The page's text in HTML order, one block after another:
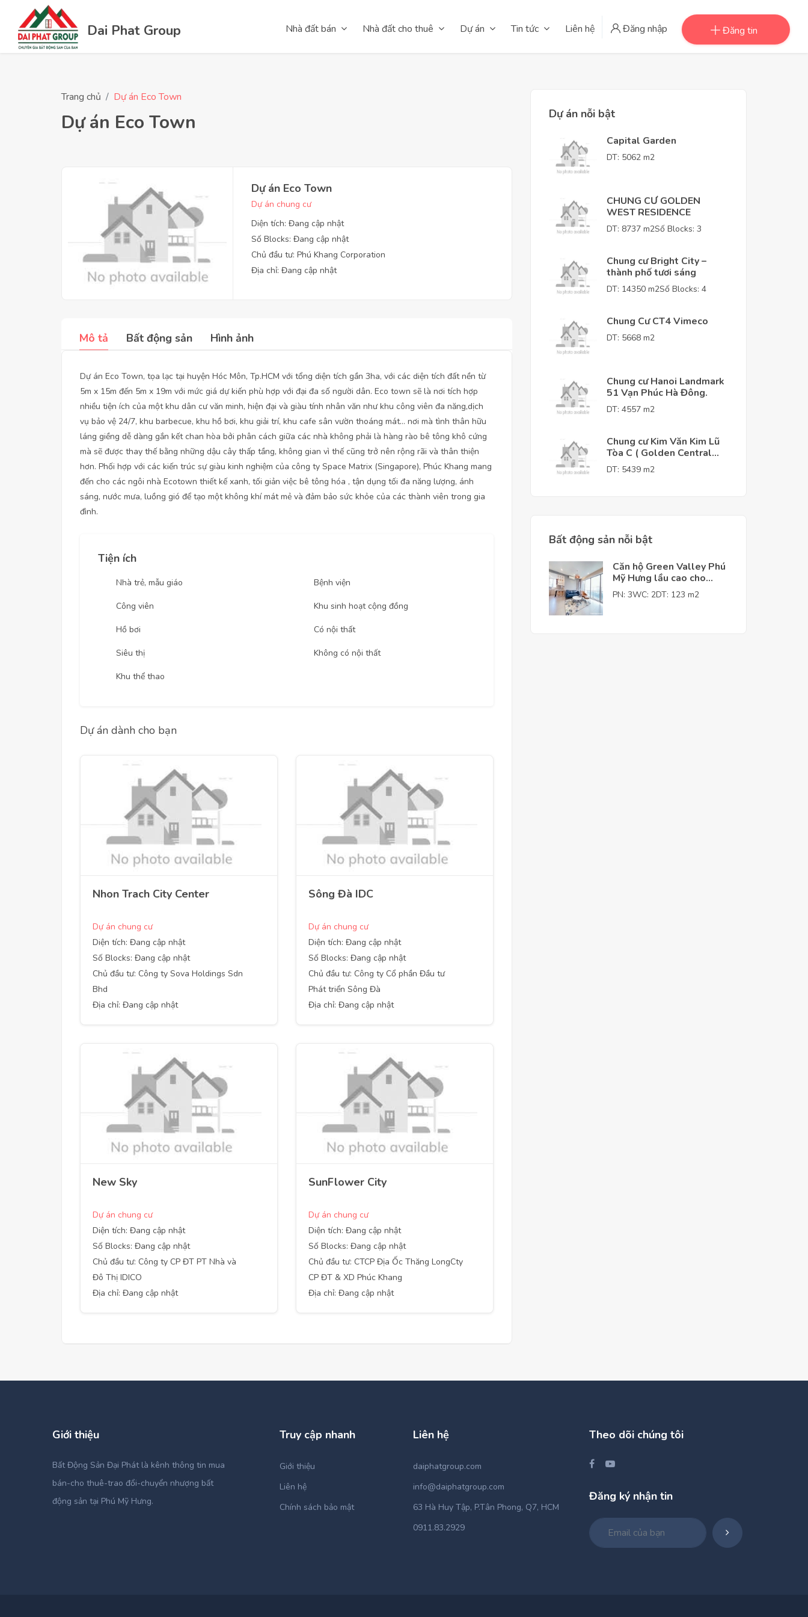
Dai Phat Group Nhà đất bán Nhà đất cho thuê Dự án Tin tức Liên hệ Đăng nhập Đăng tin
Trang chủ Dự án Eco Town
Dự án Eco Town
Dự án Eco Town
Dự án chung cư
Diện tích: Đang cập nhật
Số Blocks: Đang cập nhật
Chủ đầu tư: Phú Khang Corporation
Địa chỉ: Đang cập nhật
Mô tả Bất động sản Hình ảnh
Dự án Eco Town, tọa lạc tại huyện Hóc Môn, Tp.HCM với tổng diện tích gần 3ha, với các diện tích đất nền từ
5m x 15m đến 5m x 19m với mức giá dự kiến phù hợp với đại đa số người dân. Eco town sẽ là nơi tích hợp
nhiều tiện ích của một khu dân cư văn minh, hiện đại và giàu tính nhân văn như khu công viên đa năng,dịch
vụ bảo vệ 24/7, khu barbecue, khu hồ bơi, khu giải trí, khu cafe sân vườn thoáng mát… nơi mà tình thân hữu
láng giềng dễ dàng gắn kết chan hòa bởi phân cách giữa các nhà không phải là hàng rào bê tông khô cứng
mà sẽ được thay thế bằng những dậu cây thấp tầng, không gian vì thế cũng trở nên rộng rãi và thân thiện
hơn. Phối hợp với các kiến trúc sự giàu kinh nghiệm của công ty Space Matrix (Singapore), Phúc Khang mang
đến cho các ngôi nhà Ecotown thiết kế xanh, tối giản việc bê tông hóa , tận dụng tối đa năng lượng, ánh
sáng, nước mưa, luồng gió để tạo một không khí mát mẻ và đảm bảo sức khỏe của các thành viên trong gia
đình.
Tiện ích
Nhà trẻ, mẫu giáo
Công viên
Hồ bơi
Siêu thị
Khu thể thao
Bệnh viện
Khu sinh hoạt cộng đồng
Có nội thất
Không có nội thất
Dự án dành cho bạn
Nhon Trach City Center
Dự án chung cư
Diện tích: Đang cập nhật
Số Blocks: Đang cập nhật
Chủ đầu tư: Công ty Sova Holdings Sdn
Bhd
Địa chỉ: Đang cập nhật
Sông Đà IDC
Dự án chung cư
Diện tích: Đang cập nhật
Số Blocks: Đang cập nhật
Chủ đầu tư: Công ty Cổ phần Đầu tư
Phát triển Sông Đà
Địa chỉ: Đang cập nhật
New Sky
Dự án chung cư
Diện tích: Đang cập nhật
Số Blocks: Đang cập nhật
Chủ đầu tư: Công ty CP ĐT PT Nhà và
Đô Thị IDICO
Địa chỉ: Đang cập nhật
SunFlower City
Dự án chung cư
Diện tích: Đang cập nhật
Số Blocks: Đang cập nhật
Chủ đầu tư: CTCP Địa Ốc Thăng LongCty
CP ĐT & XD Phúc Khang
Địa chỉ: Đang cập nhật
Dự án nỗi bật
Capital Garden
DT: 5062 m2
CHUNG CƯ GOLDEN
WEST RESIDENCE
DT: 8737 m2Số Blocks: 3
Chung cư Bright City –
thành phố tươi sáng
DT: 14350 m2Số Blocks: 4
Chung Cư CT4 Vimeco
DT: 5668 m2
Chung cư Hanoi Landmark
51 Vạn Phúc Hà Đông.
DT: 4557 m2
Chung cư Kim Văn Kim Lũ
Tòa C ( Golden Central
Tower )
DT: 5439 m2
Bất động sản nỗi bật
Căn hộ Green Valley Phú
Mỹ Hưng lầu cao cho
thuê giá tốt
PN: 3WC: 2DT: 123 m2
Giới thiệu
Bất Động Sản Đại Phát là kênh thông tin mua
bán-cho thuê-trao đổi-chuyển nhượng bất
động sản tại Phú Mỹ Hưng.
Truy cập nhanh
Giới thiệu
Liên hệ
Chính sách bảo mật
Liên hệ
daiphatgroup.com
info@daiphatgroup.com
63 Hà Huy Tập, P.Tân Phong, Q7, HCM
0911.83.2929
Theo dõi chúng tôi
Đăng ký nhận tin